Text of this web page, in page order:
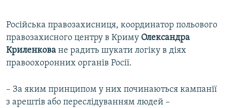
Російська правозахисниця, координатор польового
правозахисного центру в Криму Олександра
Криленкова не радить шукати логіку в діях
правоохоронних органів Росії.
– За яким принципом у них починаються кампанії
з арештів або переслідуванням людей –